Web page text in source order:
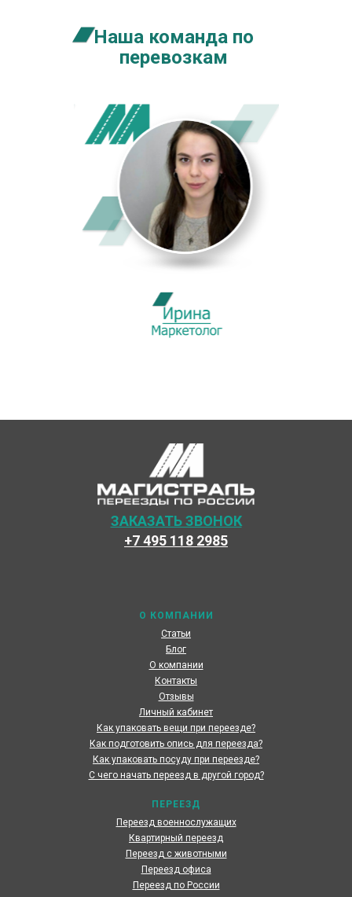
Наша команда по
перевозкам
О КОМПАНИИ
Статьи
ПЕРЕЕЗД
Блог
О компании
Контакты
Отзывы
Личный кабинет
Как упаковать вещи при переезде?
Как подготовить опись для переезда?
Как упаковать посуду при переезде?
С чего начать переезд в другой город?
+7 495 118 2985
ЗАКАЗАТЬ ЗВОНОК
Переезд военнослужащих
Квартирный переезд
Переезд с животными
Переезд офиса
Переезд по России